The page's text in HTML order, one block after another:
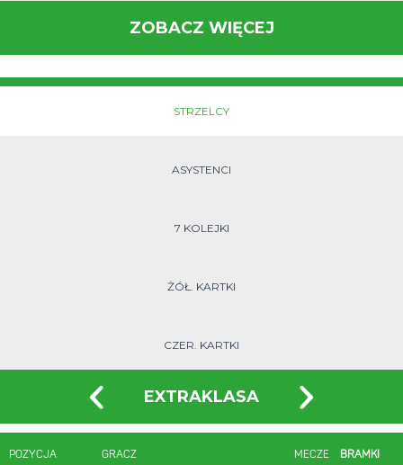
ZOBACZ WIĘCEJ
STRZELCY
ASYSTENCI
7 KOLEJKI
ŻÓŁ. KARTKI
CZER. KARTKI
EXTRAKLASA
POZYCJA GRACZ MECZE BRAMKI